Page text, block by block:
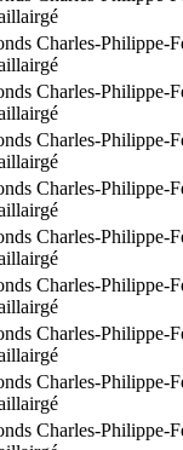
Charles-Philippe-
Charles-Philippe-
Charles-Philippe-
Charles-Philippe-
Charles-Philippe-
Charles-Philippe-
Charles-Philippe-
Charles-Philippe-
Charles-Philippe-